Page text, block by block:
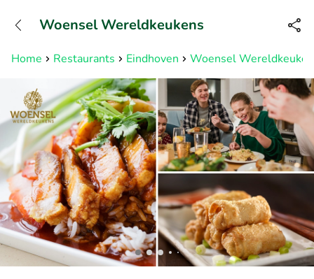
Bereikbaar tot 23:00 uur
Home Restaurants Eindhoven Woensel
Woensel Wereldkeukens